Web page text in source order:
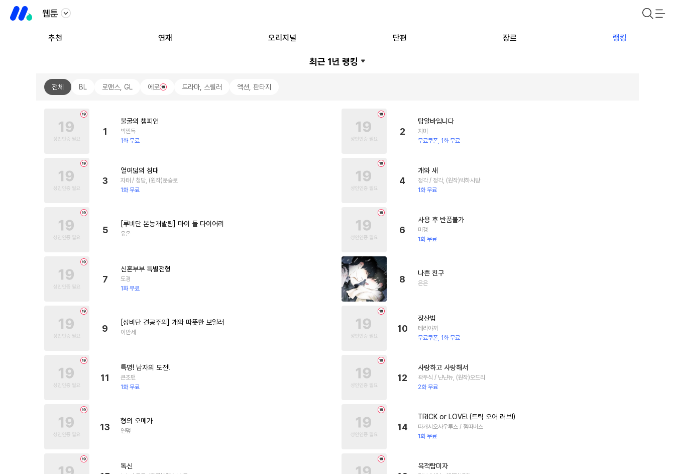
웹툰
추천 연재 오리지널 단편 장르 랭킹
최근 1년 랭킹
전체 BL 로맨스, GL 에로 드라마, 스릴러 액션, 판타지
1
불굴의 챔피언
박찐득
1화 무료
2
탑알바입니다
지미
무료쿠폰, 1화 무료
3
열여덟의 침대
자태 / 청담, (원작)문슬로
1화 무료
4
개와 새
정각 / 정각, (원작)박하사탕
1화 무료
5
[루비단 본능개발팀] 마이 돌 다이어리
유온 6
사용 후 반품불가
미갱
1화 무료
7
신혼부부 특별전형
도경
1화 무료
8
나쁜 친구
은은
9
[성비단 견공주의] 개와 따뜻한 보일러
이만세 10
장산범
테리야끼
무료쿠폰, 1화 무료
11
특명! 남자의 도전!
큰조맨
1화 무료
12
사랑하고 사랑해서
곽두식 / 냔냔뉴, (원작)오드리
2화 무료
13
형의 오메가
연덮 14
TRICK or LOVE! (트릭 오어 러브!)
따개시오사우루스 / 젬따버스
1화 무료
톡신 육적탐미자